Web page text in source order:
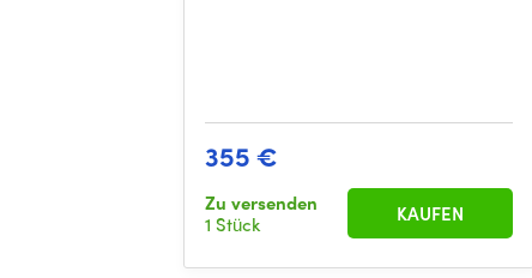
355 €
Zu versenden
1 Stück
KAUFEN